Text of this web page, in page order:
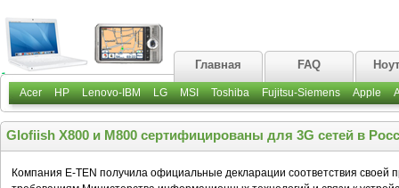
Главная FAQ
Acer HP Lenovo-IBM LG MSI Toshiba Fujitsu-Siemens Apple
Glofiish X800 и M800 сертифицированы для 3G сетей в
Компания E-TEN получила официальные декларации соответствия своей